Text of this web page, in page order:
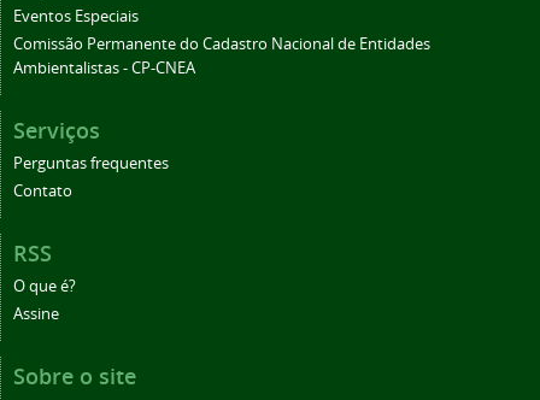
Eventos Especiais
Comissão Permanente do Cadastro Nacional de Entidades
Ambientalistas - CP-CNEA
Serviços
Perguntas frequentes
Contato
RSS
O que é?
Assine
Sobre o site